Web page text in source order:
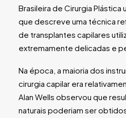
Brasileira de Cirurgia
que descreve uma técnica
de transplantes capilares
extremamente delicadas e
Na época, a maioria dos
cirurgia capilar era
Alan Wells observou que
naturais poderiam ser